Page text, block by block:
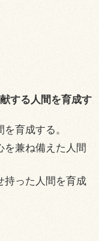
する人間を育成す
育成する。
を兼ね備えた人間
持った人間を育成